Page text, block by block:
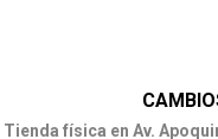
Tienda física en Av.